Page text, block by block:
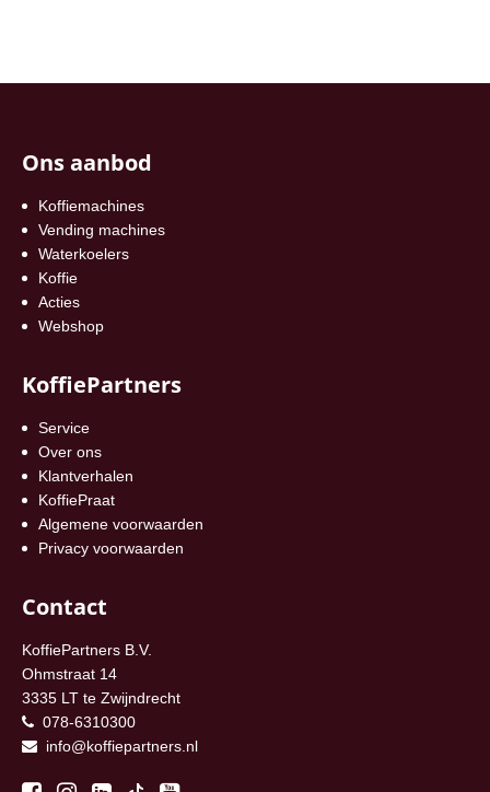
Ons aanbod
Koffiemachines
Vending machines
Waterkoelers
Koffie
Acties
Webshop
KoffiePartners
Service
Over ons
Klantverhalen
KoffiePraat
Algemene voorwaarden
Privacy voorwaarden
Contact
KoffiePartners B.V.
Ohmstraat 14
3335 LT te Zwijndrecht
078-6310300
info@koffiepartners.nl